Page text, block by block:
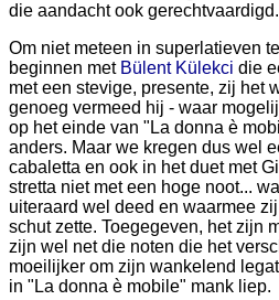
die aandacht ook gerechtvaardigd.
Om niet meteen in superlatieven
beginnen met Bülent Külekci die
met een stevige, presente, zij het
genoeg vermeed hij - waar
op het einde van "La donna è
anders. Maar we kregen dus wel
cabaletta en ook in het duet met
stretta niet met een hoge noot...
uiteraard wel deed en waarmee
schut zette. Toegegeven, het zijn
zijn wel net die noten die het
moeilijker om zijn wankelend
in "La donna è mobile" mank liep.